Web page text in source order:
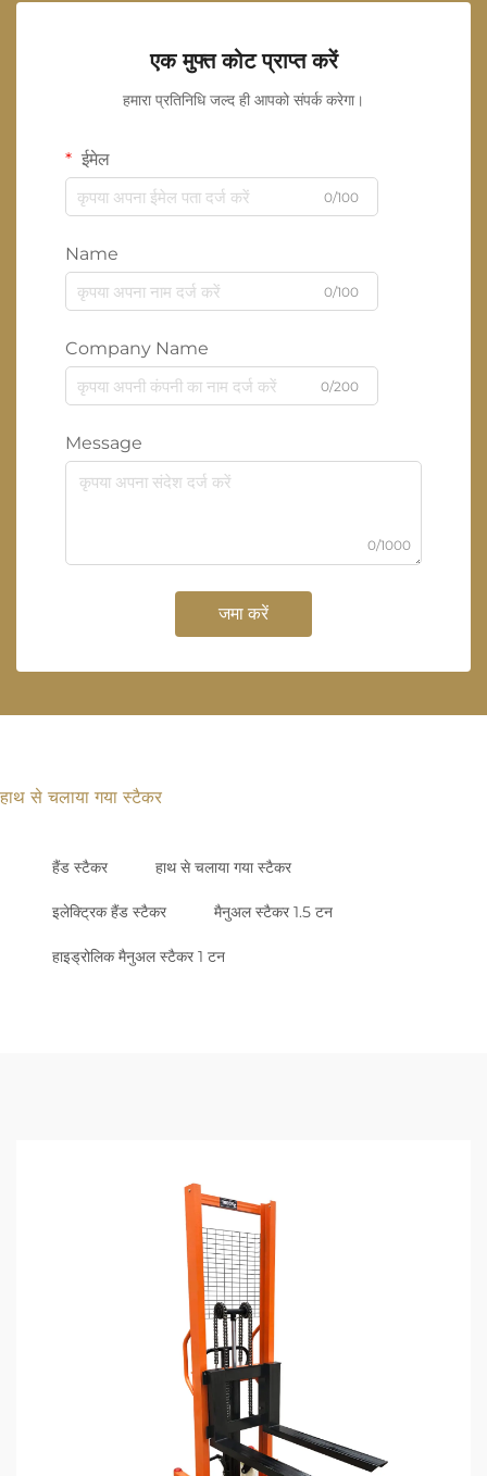
एक मुफ्त कोट प्राप्त करें
हमारा प्रतिनिधि जल्द ही आपको संपर्क करेगा।
ईमेल
0/100
Name
0/100
Company Name
0/200
Message
0/1000
जमा करें
हाथ से चलाया गया स्टैकर
हैंड स्टैकर हाथ से चलाया गया स्टैकर
इलेक्ट्रिक हैंड स्टैकर मैनुअल स्टैकर 1.5 टन
हाइड्रोलिक मैनुअल स्टैकर 1 टन